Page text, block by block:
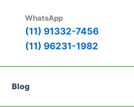
WhatsApp
(11) 91332-7456
(11) 96231-1982
Blog